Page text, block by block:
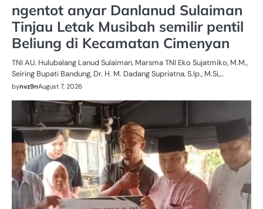
ngentot anyar Danlanud Sulaiman
Tinjau Letak Musibah semilir pentil
Beliung di Kecamatan Cimenyan
TNI AU. Hulubalang Lanud Sulaiman, Marsma TNI Eko Sujatmiko, M.M.,
Seiring Bupati Bandung, Dr. H. M. Dadang Supriatna, S.Ip., M.Si,…
bynvz9nAugust 7, 2026